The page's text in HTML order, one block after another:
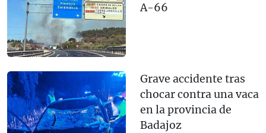
A-66
Grave accidente tras
chocar contra una vaca
en la provincia de
Badajoz